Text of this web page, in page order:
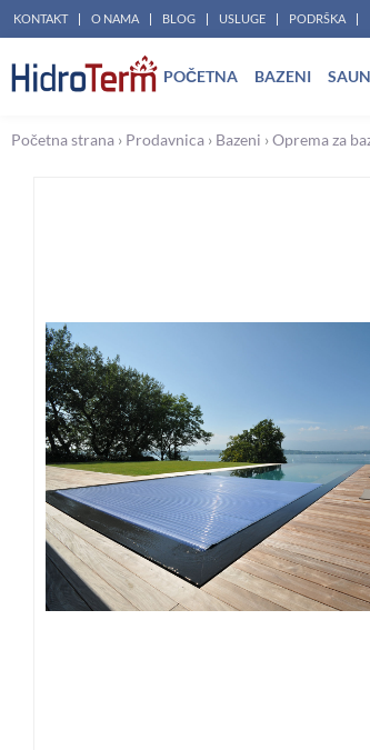
Pređi
sadržaj
KONTAKT O NAMA BLOG USLUGE PODRŠKA
POČETNA BAZENI
Početna strana › Prodavnica › Bazeni ›Oprema za